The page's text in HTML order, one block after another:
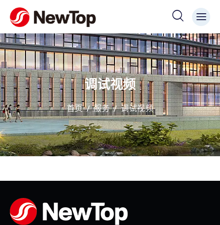
调试视频
首页 服务 调试视频